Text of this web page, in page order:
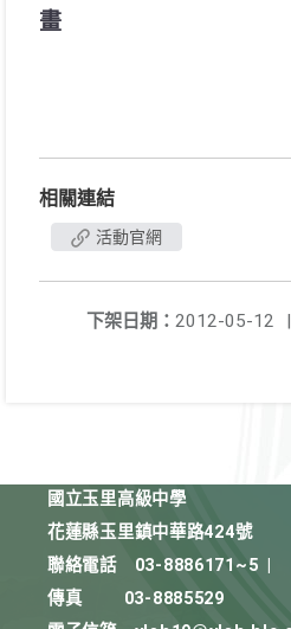
畫
相關連結
活動官網
下架日期： 2012-05-12
|
國立玉里高級中學
花蓮縣玉里鎮中華路424號
聯絡電話
03-8886171~5
傳真
03-8885529